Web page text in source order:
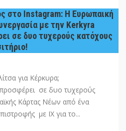
στο Instagram: H Eυρωπαική
με την Kerkyra
σε δυο τυχερούς κατόχους
για Κέρκυρα;
σε δυο τυχερούς
Κάρτας Νέων από ένα
με IX για το...